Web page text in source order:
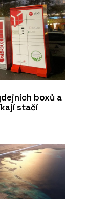
boxů a
stačí